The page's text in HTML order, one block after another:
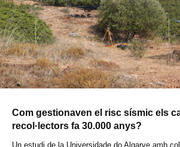
Com gestionaven el risc sísmic els
recol·lectors fa 30.000 anys?
Un estudi de la Universidade do Algarve amb